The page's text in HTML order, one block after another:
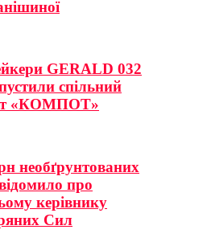
GERALD 032
спільний
«КОМПОТ»
необґрунтованих
про
керівнику
Сил